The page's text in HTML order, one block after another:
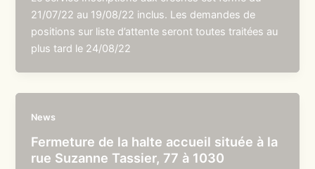
21/07/22 au 19/08/22 inclus. Les demandes de
positions sur liste d’attente seront toutes traitées au
plus tard le 24/08/22
News
Fermeture de la halte accueil située à la
rue Suzanne Tassier, 77 à 1030